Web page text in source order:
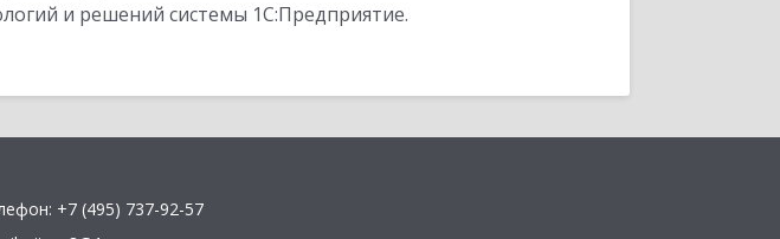
и решений системы 1С:Предприятие.
+7 (495) 737-92-57